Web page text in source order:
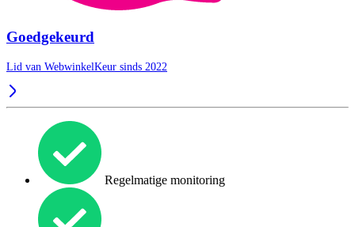
Goedgekeurd
Lid van WebwinkelKeur sinds 2022
Regelmatige monitoring